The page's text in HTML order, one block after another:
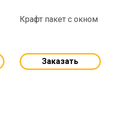
Крафт пакет с окном
Заказать